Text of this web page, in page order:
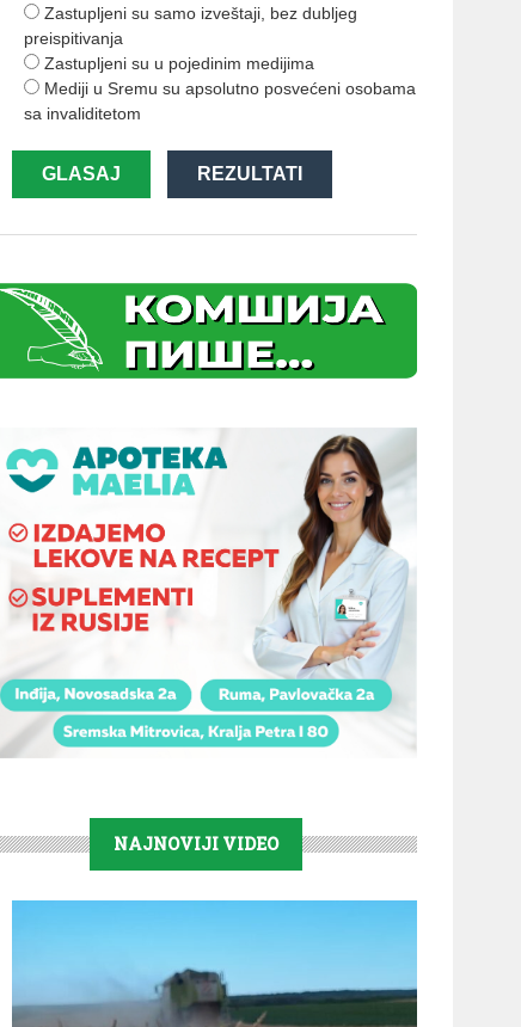
Zastupljeni su samo izveštaji, bez dubljeg
preispitivanja
Zastupljeni su u pojedinim medijima
Mediji u Sremu su apsolutno posvećeni osobama
sa invaliditetom
GLASAJ REZULTATI
NAJNOVIJI VIDEO